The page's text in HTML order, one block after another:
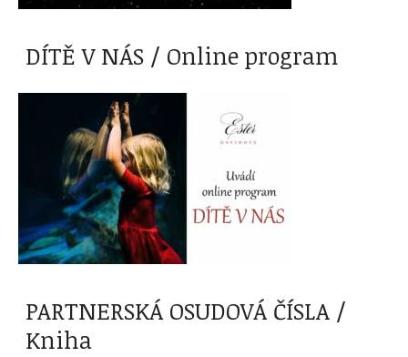
DÍTĚ V NÁS / Online program
PARTNERSKÁ OSUDOVÁ ČÍSLA /
Kniha